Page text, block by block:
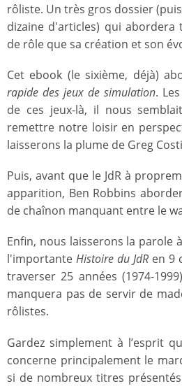
rôliste. Un très gros dossier
dizaine d'articles) qui
de rôle que sa création et son
Cet ebook (le sixième, déjà)
rapide des jeux de simulation.
de ces jeux-là, il nous
remettre notre loisir en
laisserons la plume de Greg
Puis, avant que le JdR à
apparition, Ben Robbins
de chaînon manquant entre le
Enfin, nous laisserons la parole
l'importante Histoire du JdR en 9
traverser 25 années (1974-
manquera pas de servir de
rôlistes.
Gardez simplement à l’esprit
concerne principalement le
si de nombreux titres